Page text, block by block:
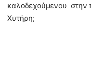
καλοδεχούμενου στην
Χυτήρη;